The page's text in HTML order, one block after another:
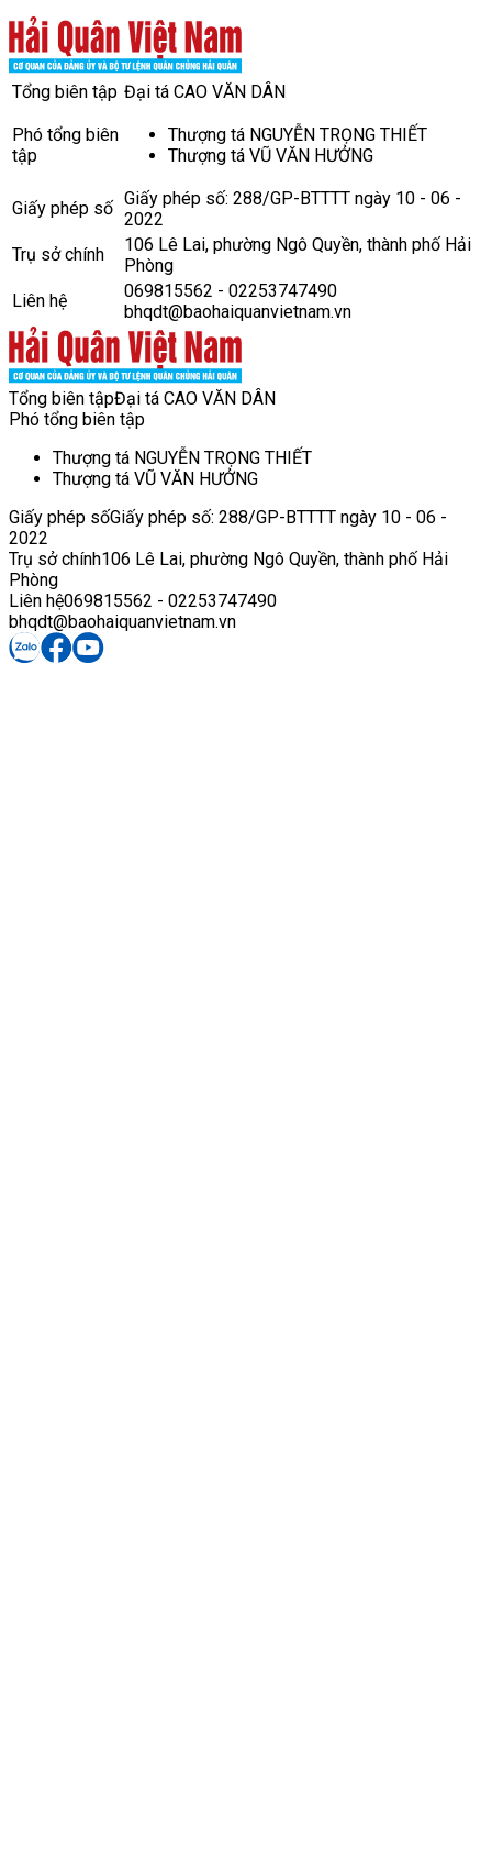
Tổng biên tập Đại tá CAO VĂN DÂN
Phó tổng biên
tập
Thượng tá NGUYỄN TRỌNG THIẾT
Thượng tá VŨ VĂN HƯỞNG
Giấy phép số Giấy phép số: 288/GP-BTTTT ngày 10 - 06 -
2022
Trụ sở chính
106 Lê Lai, phường Ngô Quyền, thành phố Hải
Phòng
Liên hệ
069815562 - 02253747490
bhqdt@baohaiquanvietnam.vn
Tổng biên tậpĐại tá CAO VĂN DÂN
Phó tổng biên tập
Thượng tá NGUYỄN TRỌNG THIẾT
Thượng tá VŨ VĂN HƯỞNG
Giấy phép sốGiấy phép số: 288/GP-BTTTT ngày 10 - 06 -
2022
Trụ sở chính106 Lê Lai, phường Ngô Quyền, thành phố Hải
Phòng
Liên hệ069815562 - 02253747490
bhqdt@baohaiquanvietnam.vn